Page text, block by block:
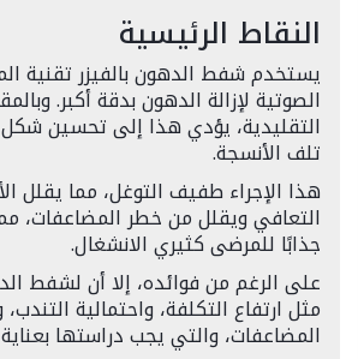
النقاط الرئيسية
يستخدم شفط الدهون بالفيزر تقنية
الصوتية لإزالة الدهون بدقة أكبر.
التقليدية، يؤدي هذا إلى تحسين
تلف الأنسجة.
هذا الإجراء طفيف التوغل، مما يقلل
التعافي ويقلل من خطر المضاعفات،
جذابًا للمرضى كثيري الانشغال.
على الرغم من فوائده، إلا أن لشفط
مثل ارتفاع التكلفة، واحتمالية
المضاعفات، والتي يجب دراستها